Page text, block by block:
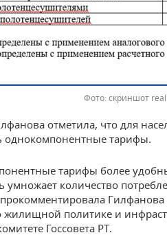
скриншот
отметила, что для
однокомпонентные тарифы.
тарифы более
умножает количество
Гилфанова
жилищной политике и
Госсовета РТ.